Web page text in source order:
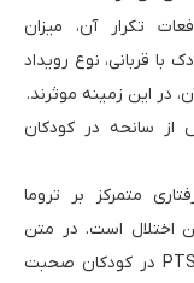
تکرار آن، میزان
قربانی، نوع رویداد
در این زمینه موثرند.
از سانحه در کودکان
متمرکز بر تروما
اختلال است. در متن
مقاله به‌صورت کامل درباره‌ی درمان PTSD در کودکان صحبت